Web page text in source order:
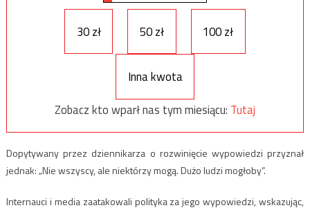
30 zł 50 zł 100 zł
Inna kwota
Zobacz kto wparł nas tym miesiącu: Tutaj
Dopytywany przez dziennikarza o rozwinięcie wypowiedzi przyznał
jednak: „Nie wszyscy, ale niektórzy mogą. Dużo ludzi mogłoby”.
Internauci i media zaatakowali polityka za jego wypowiedzi, wskazując,